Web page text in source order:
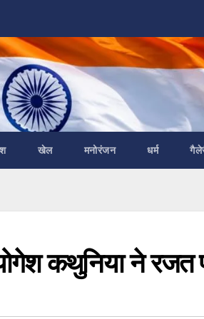
खेल मनोरंजन धर्म
कथुनिया ने रजत